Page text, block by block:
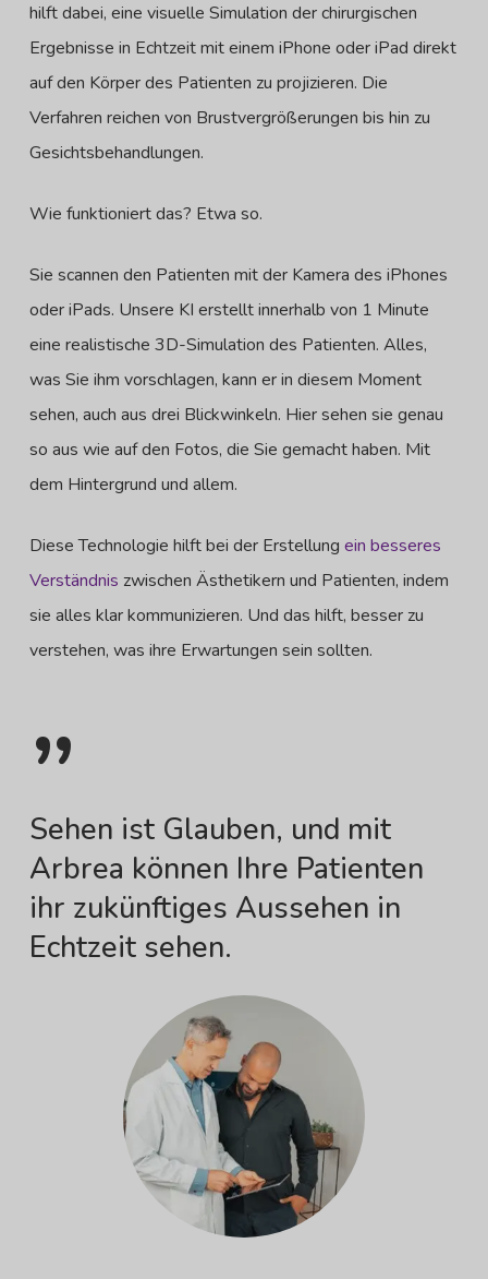
hilft dabei, eine visuelle Simulation der chirurgischen
Ergebnisse in Echtzeit mit einem iPhone oder iPad direkt
auf den Körper des Patienten zu projizieren. Die
Verfahren reichen von Brustvergrößerungen bis hin zu
Gesichtsbehandlungen.
Wie funktioniert das? Etwa so.
Sie scannen den Patienten mit der Kamera des iPhones
oder iPads. Unsere KI erstellt innerhalb von 1 Minute
eine realistische 3D-Simulation des Patienten. Alles,
was Sie ihm vorschlagen, kann er in diesem Moment
sehen, auch aus drei Blickwinkeln. Hier sehen sie genau
so aus wie auf den Fotos, die Sie gemacht haben. Mit
dem Hintergrund und allem.
Diese Technologie hilft bei der Erstellung ein besseres
Verständnis zwischen Ästhetikern und Patienten, indem
sie alles klar kommunizieren. Und das hilft, besser zu
verstehen, was ihre Erwartungen sein sollten.
”
Sehen ist Glauben, und mit
Arbrea können Ihre Patienten
ihr zukünftiges Aussehen in
Echtzeit sehen.